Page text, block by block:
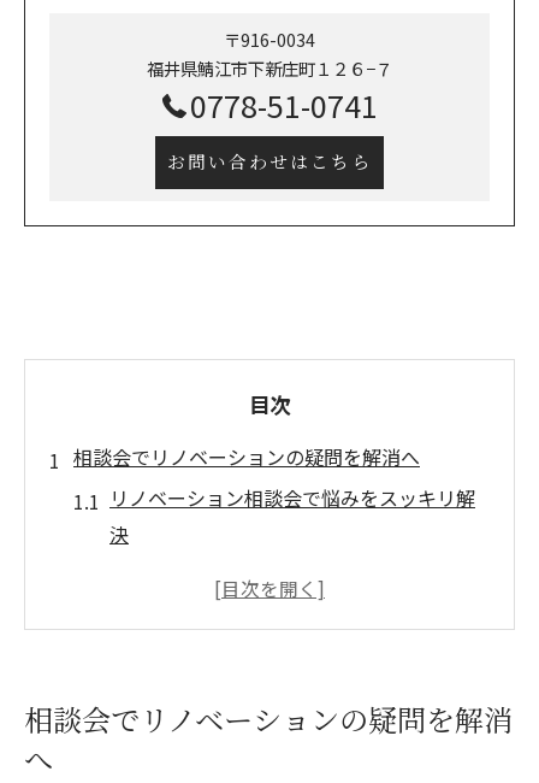
〒916-0034
福井県鯖江市下新庄町１２６−７
0778-51-0741
お問い合わせはこちら
目次
相談会でリノベーションの疑問を解消へ
リノベーション相談会で悩みをスッキリ解
決
初めてでも安心のリノベーション相談体験
有
相談会でリノベーションの疑問を解消
へ